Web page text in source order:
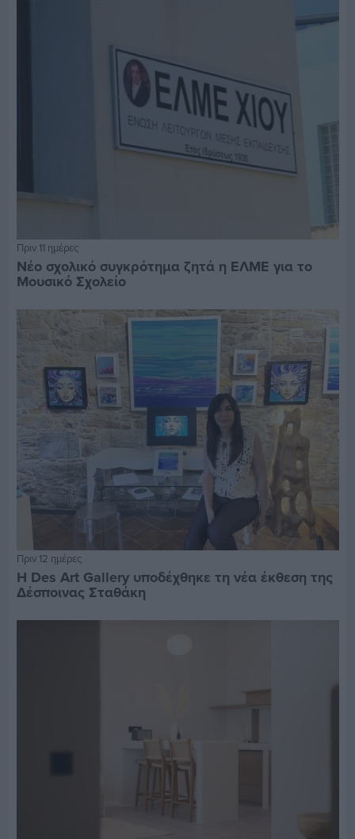
Πριν 11 ημέρες
Νέο σχολικό συγκρότημα ζητά η ΕΛΜΕ για το
Μουσικό Σχολείο
Πριν 12 ημέρες
Η Des Art Gallery υποδέχθηκε τη νέα έκθεση της
Δέσποινας Σταθάκη